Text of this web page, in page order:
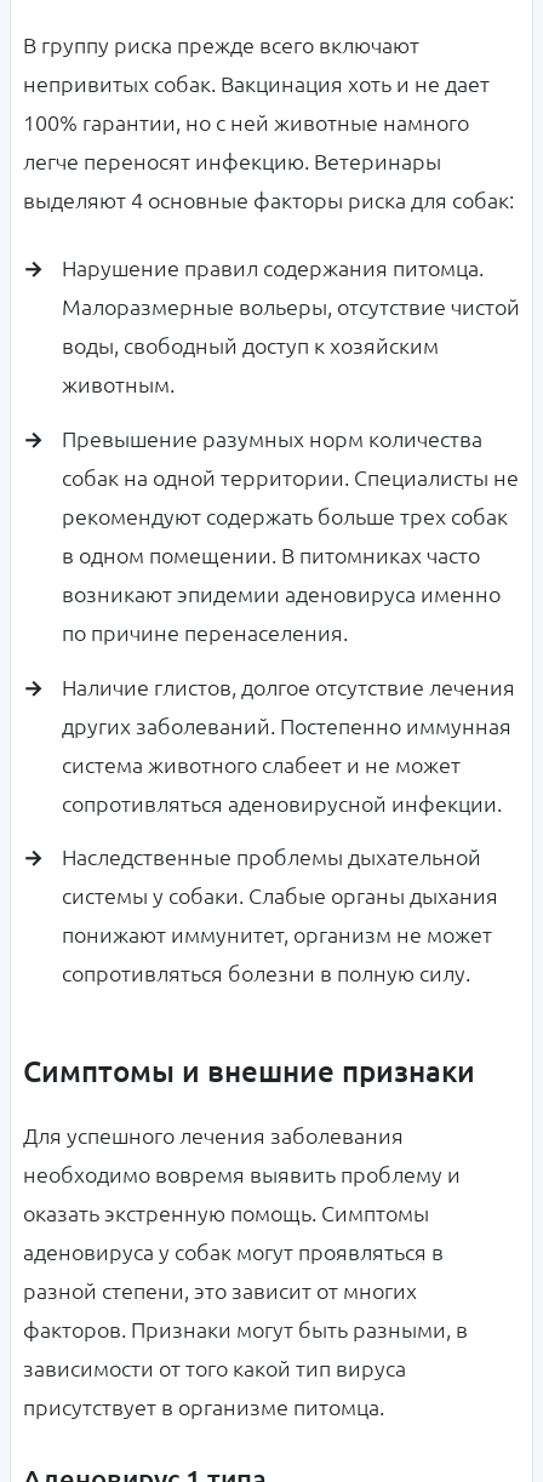
В группу риска прежде всего включают
непривитых собак. Вакцинация хоть и не дает
100% гарантии, но с ней животные намного
легче переносят инфекцию. Ветеринары
выделяют 4 основные факторы риска для собак:
Нарушение правил содержания питомца.
Малоразмерные вольеры, отсутствие чистой
воды, свободный доступ к хозяйским
животным.
Превышение разумных норм количества
собак на одной территории. Специалисты не
рекомендуют содержать больше трех собак
в одном помещении. В питомниках часто
возникают эпидемии аденовируса именно
по причине перенаселения.
Наличие глистов, долгое отсутствие лечения
других заболеваний. Постепенно иммунная
система животного слабеет и не может
сопротивляться аденовирусной инфекции.
Наследственные проблемы дыхательной
системы у собаки. Слабые органы дыхания
понижают иммунитет, организм не может
сопротивляться болезни в полную силу.
Симптомы и внешние признаки
Для успешного лечения заболевания
необходимо вовремя выявить проблему и
оказать экстренную помощь. Симптомы
аденовируса у собак могут проявляться в
разной степени, это зависит от многих
факторов. Признаки могут быть разными, в
зависимости от того какой тип вируса
присутствует в организме питомца.